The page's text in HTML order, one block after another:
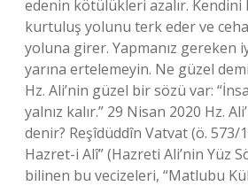
edenin kötülükleri azalır. Kendini
kurtuluş yolunu terk eder ve
yoluna girer. Yapmanız gereken
yarına ertelemeyin. Ne güzel
Hz. Ali’nin güzel bir sözü var:
yalnız kalır.” 29 Nisan 2020 Hz.
denir? Reşîdüddîn Vatvat (ö. 573/
Hazret-i Alî” (Hazreti Ali’nin Yüz
bilinen bu vecizeleri, “Matlubu